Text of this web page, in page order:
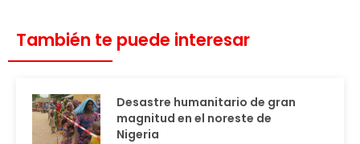
También te puede interesar
Desastre humanitario de gran
magnitud en el noreste de
Nigeria